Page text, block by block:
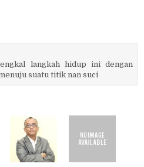
langkah hidup ini dengan
suatu titik nan suci